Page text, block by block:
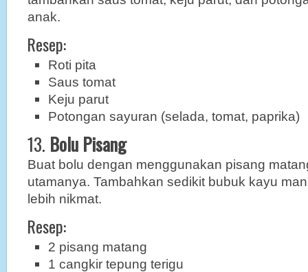
anak.
Resep:
Roti pita
Saus tomat
Keju parut
Potongan sayuran (selada, tomat, paprika)
13. Bolu Pisang
Buat bolu dengan menggunakan pisang
utamanya. Tambahkan sedikit bubuk kayu
lebih nikmat.
Resep:
2 pisang matang
1 cangkir tepung terigu